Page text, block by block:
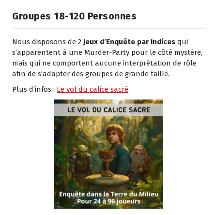
Groupes 18-120 Personnes
Nous disposons de 2 Jeux d’Enquête par Indices qui
s’apparentent à une Murder-Party pour le côté mystère,
mais qui ne comportent aucune interprétation de rôle
afin de s’adapter des groupes de grande taille.
Plus d’infos : Le vol du calice sacré